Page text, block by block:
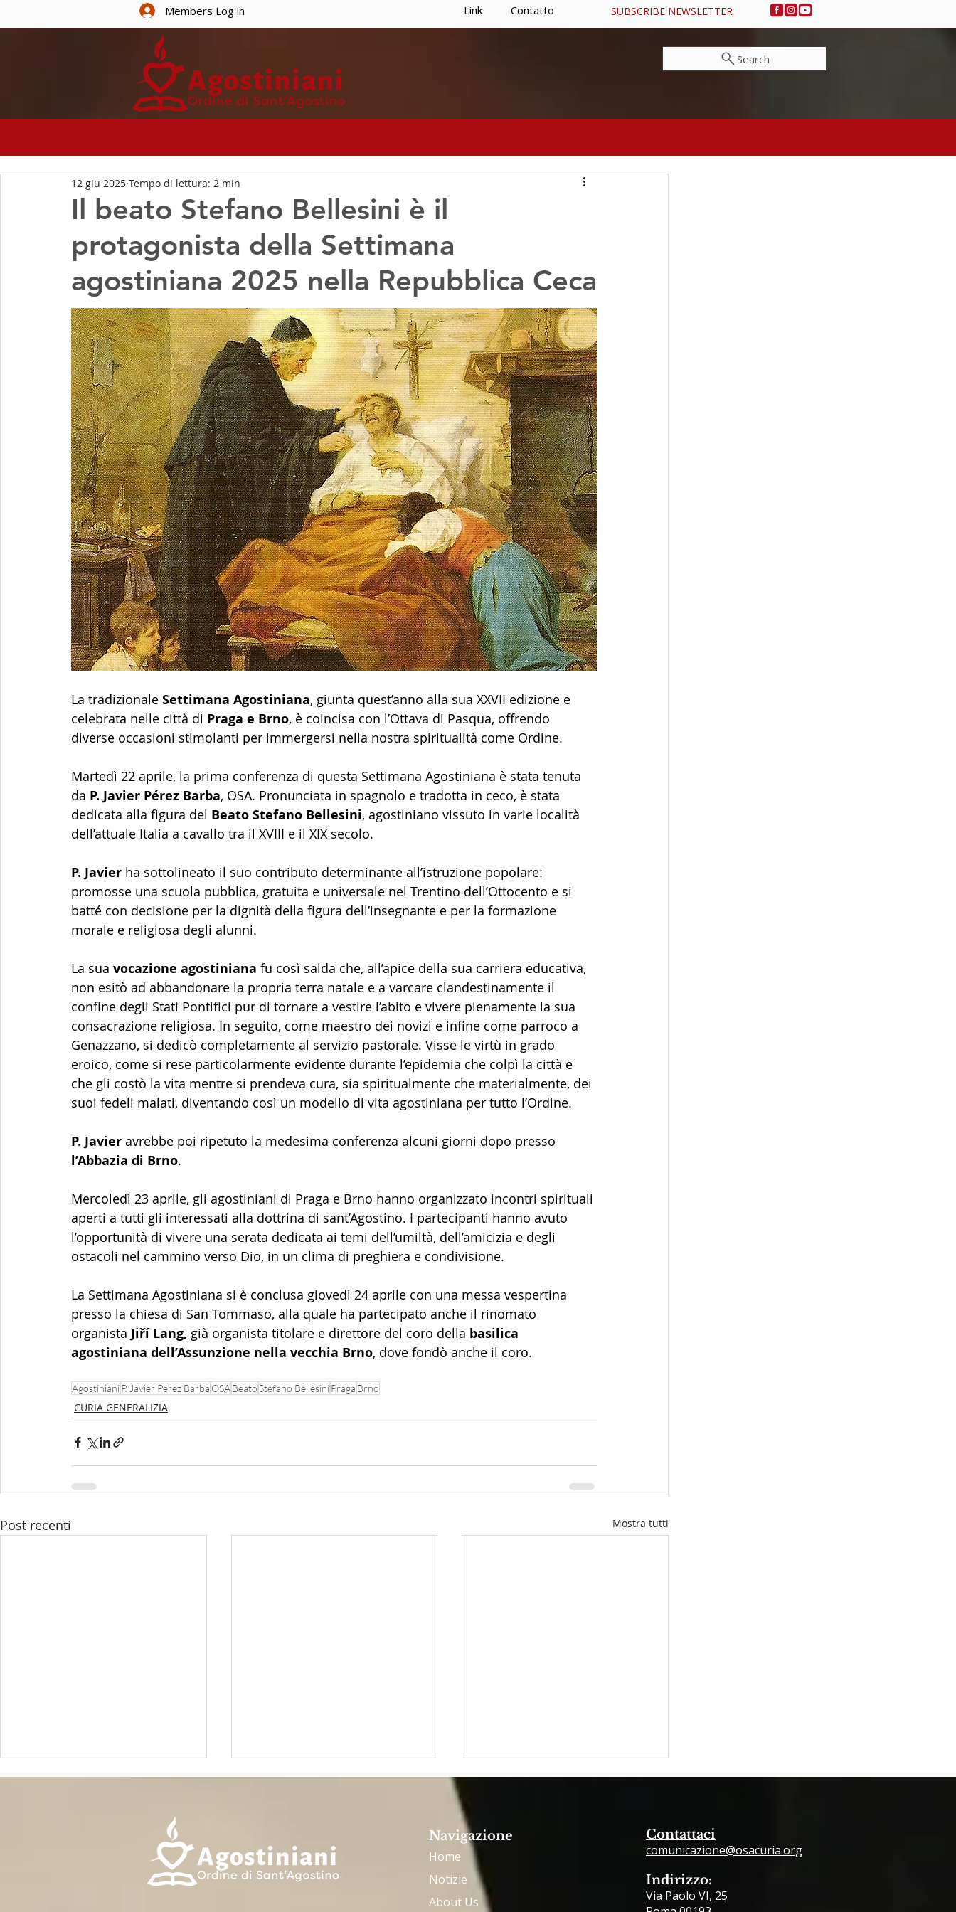
Members Log in Link Contatto SUBSCRIBE NEWSLETTER
Search
Il beato Stefano Bellesini è il
protagonista della Settimana
agostiniana 2025 nella Repubblica Ceca
12 giu 2025 Tempo di lettura: 2 min
La tradizionale Settimana Agostiniana, giunta quest’anno alla sua XXVII edizione e
celebrata nelle città di Praga e Brno, è coincisa con l’Ottava di Pasqua, offrendo
diverse occasioni stimolanti per immergersi nella nostra spiritualità come Ordine.
Martedì 22 aprile, la prima conferenza di questa Settimana Agostiniana è stata tenuta
da P. Javier Pérez Barba, OSA. Pronunciata in spagnolo e tradotta in ceco, è stata
dedicata alla figura del Beato Stefano Bellesini, agostiniano vissuto in varie località
dell’attuale Italia a cavallo tra il XVIII e il XIX secolo.
P. Javier ha sottolineato il suo contributo determinante all’istruzione popolare:
promosse una scuola pubblica, gratuita e universale nel Trentino dell’Ottocento e si
batté con decisione per la dignità della figura dell’insegnante e per la formazione
morale e religiosa degli alunni.
La sua vocazione agostiniana fu così salda che, all’apice della sua carriera educativa,
non esitò ad abbandonare la propria terra natale e a varcare clandestinamente il
confine degli Stati Pontifici pur di tornare a vestire l’abito e vivere pienamente la sua
consacrazione religiosa. In seguito, come maestro dei novizi e infine come parroco a
Genazzano, si dedicò completamente al servizio pastorale. Visse le virtù in grado
eroico, come si rese particolarmente evidente durante l’epidemia che colpì la città e
che gli costò la vita mentre si prendeva cura, sia spiritualmente che materialmente, dei
suoi fedeli malati, diventando così un modello di vita agostiniana per tutto l’Ordine.
P. Javier avrebbe poi ripetuto la medesima conferenza alcuni giorni dopo presso
l’Abbazia di Brno.
Mercoledì 23 aprile, gli agostiniani di Praga e Brno hanno organizzato incontri spirituali
aperti a tutti gli interessati alla dottrina di sant’Agostino. I partecipanti hanno avuto
l’opportunità di vivere una serata dedicata ai temi dell’umiltà, dell’amicizia e degli
ostacoli nel cammino verso Dio, in un clima di preghiera e condivisione.
La Settimana Agostiniana si è conclusa giovedì 24 aprile con una messa vespertina
presso la chiesa di San Tommaso, alla quale ha partecipato anche il rinomato
organista Jiří Lang, già organista titolare e direttore del coro della basilica
agostiniana dell’Assunzione nella vecchia Brno, dove fondò anche il coro.
Agostiniani P. Javier Pérez Barba OSABeatoStefano Bellesini Praga Brno
CURIA GENERALIZIA
Post recenti Mostra tutti
Padre Riverito: essere
Navigazione
Home
Notizie
About Us
Contattaci
comunicazione@osacuria.org
Indirizzo:
Via Paolo VI, 25